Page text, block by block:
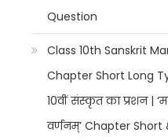
Question
Class 10th Sanskrit
Chapter Short Long
10वीं संस्कृत का प्रशन |
वर्णनम्’ Chapter Short